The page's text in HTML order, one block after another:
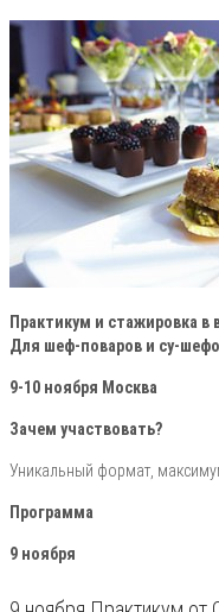
Практикум и стажировка в
Для шеф-поваров и су-
9-10 ноября Москва
Зачем участвовать?
Уникальный формат,
Программа
9 ноября